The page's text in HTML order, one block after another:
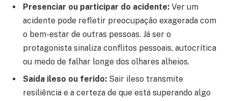
Presenciar ou participar do acidente: Ver um
acidente pode refletir preocupação exagerada com
o bem-estar de outras pessoas. Já ser o
protagonista sinaliza conflitos pessoais, autocrítica
ou medo de falhar longe dos olhares alheios.
Saída ileso ou ferido: Sair ileso transmite
resiliência e a certeza de que está superando algo